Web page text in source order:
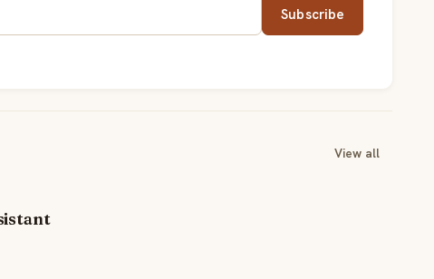
Subscribe
View all